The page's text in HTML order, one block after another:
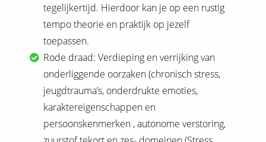
tegelijkertijd. Hierdoor kan je op een rustig
tempo theorie en praktijk op jezelf
toepassen.
Rode draad: Verdieping en verrijking van
onderliggende oorzaken (chronisch stress,
jeugdtrauma’s, onderdrukte emoties,
karaktereigenschappen en
persoonskenmerken , autonome verstoring,